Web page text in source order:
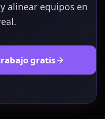
alinear equipos en
gratis